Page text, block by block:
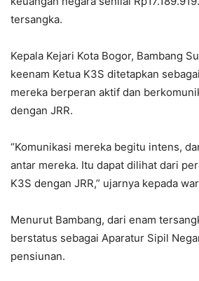
tersangka.
Kepala Kejari Kota Bogor, Bambang
keenam Ketua K3S ditetapkan
mereka berperan aktif dan
dengan JRR.
“Komunikasi mereka begitu intens,
antar mereka. Itu dapat dilihat dari
K3S dengan JRR,” ujarnya kepada
Menurut Bambang, dari enam
berstatus sebagai Aparatur Sipil
pensiunan.